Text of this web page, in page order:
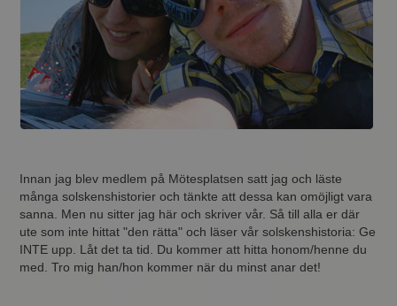
Innan jag blev medlem på Mötesplatsen satt jag och läste
många solskenshistorier och tänkte att dessa kan omöjligt vara
sanna. Men nu sitter jag här och skriver vår. Så till alla er där
ute som inte hittat "den rätta" och läser vår solskenshistoria: Ge
INTE upp. Låt det ta tid. Du kommer att hitta honom/henne du
med. Tro mig han/hon kommer när du minst anar det!